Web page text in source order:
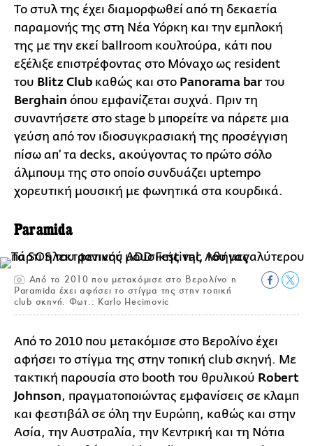
Το στυλ της έχει διαμορφωθεί από τη δεκαετία
παραμονής της στη Νέα Υόρκη και την εμπλοκή
της με την εκεί ballroom κουλτούρα, κάτι που
εξέλιξε επιστρέφοντας στο Μόναχο ως resident
του Blitz Club καθώς και στο Panorama barτου
Berghain όπου εμφανίζεται συχνά. Πριν τη
συναντήσετε στο stage b μπορείτε να πάρετε μια
γεύση από τον ιδιοσυγκρασιακή της προσέγγιση
πίσω απ’ τα decks, ακούγοντας το πρώτο σόλο
άλμπουμ της στο οποίο συνδυάζει uptempo
χορευτική μουσική με φωνητικά στα κουρδικά.
Paramida
Από το 2010 που μετακόμισε στο Βερολίνο η
Paramida έχει αφήσει το στίγμα της στην τοπική
club σκηνή. Φωτ.: Karlo Hecimovic
Από το 2010 που μετακόμισε στο Βερολίνο έχει
αφήσει το στίγμα της στην τοπική club σκηνή. Mε
τακτική παρουσία στο booth του θρυλικού Robert
Johnson, πραγματοποιώντας εμφανίσεις σε κλαμπ
και φεστιβάλ σε όλη την Ευρώπη, καθώς και στην
Ασία, την Αυστραλία, την Κεντρική και τη Νότια